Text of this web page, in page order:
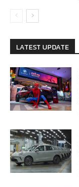
LATEST UPDATE